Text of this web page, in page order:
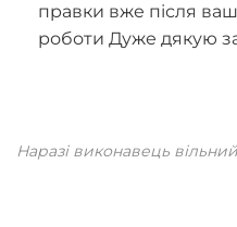
правки вже після
роботи Дуже дякую
Наразі виконавець